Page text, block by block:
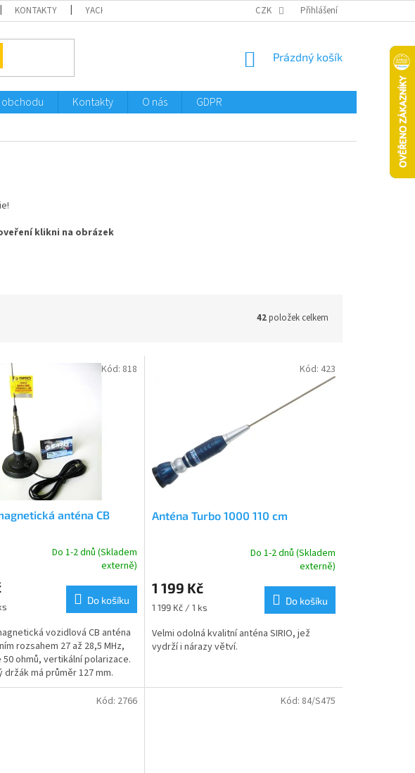
KONTAKTY YACHTMENI CZK Přihlášení
NÁKUPNÍ
Prázdný košík
Kontakty O nás GDPR
klikni na obrázek
42položek celkem
anténa CB
Do 1-2 dnů (Skladem
externě)
Do košíku
vozidlová CB anténa
rozsahem 27 až 28,5 MHz,
ohmů, vertikální polarizace.
držák má průměr 127 mm.
Kód: 818
Anténa Turbo 1000 110 cm
produktu
je
5,0
z
5
hvězdiček.
Do 1-2 dnů (Skladem
externě)
1 199 Kč
Měrná
1 199 Kč / 1 ks
Do košíku
Velmi odolná kvalitní anténa SIRIO, jež
vydrží i nárazy větví.
Kód: 423
Kód: 2766 Kód: 84/S475